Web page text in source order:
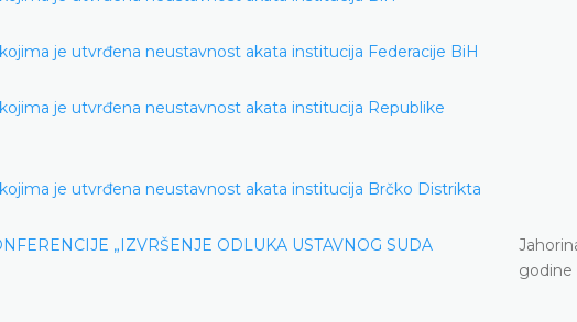
je utvrđena neustavnost akata institucija Federacije BiH
je utvrđena neustavnost akata institucija Republike
je utvrđena neustavnost akata institucija Brčko Distrikta
„IZVRŠENJE ODLUKA USTAVNOG SUDA
godine